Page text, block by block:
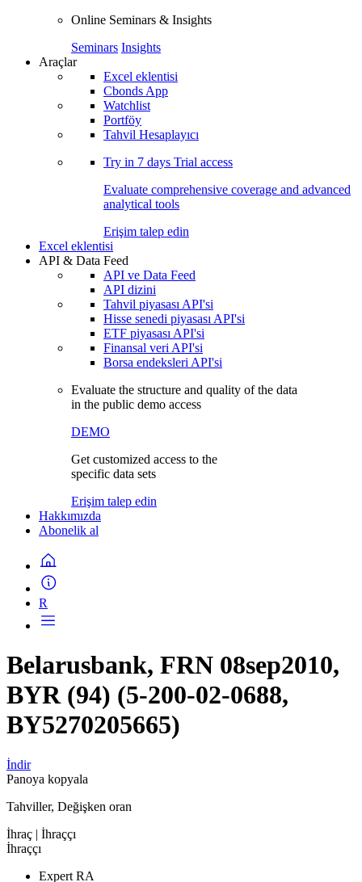
Online Seminars & Insights
Seminars Insights
Araçlar
Excel eklentisi
Cbonds App
Watchlist
Portföy
Tahvil Hesaplayıcı
Try in 7 days Trial access
Evaluate comprehensive coverage and advanced
analytical tools
Erişim talep edin
Excel eklentisi
API & Data Feed
API ve Data Feed
API dizini
Tahvil piyasası API'si
Hisse senedi piyasası API'si
ETF piyasası API'si
Finansal veri API'si
Borsa endeksleri API'si
Evaluate the structure and quality of the data
in the public demo access
DEMO
Get customized access to the
specific data sets
Erişim talep edin
Hakkımızda
Abonelik al
R
Belarusbank, FRN 08sep2010,
BYR (94) (5-200-02-0688,
BY5270205665)
İndir
Panoya kopyala
Tahviller, Değişken oran
İhraç | İhraççı
İhraççı
Expert RA